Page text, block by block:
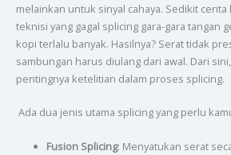
melainkan untuk sinyal cahaya. Sedikit
teknisi yang gagal splicing gara-gara tangan
kopi terlalu banyak. Hasilnya? Serat tidak
sambungan harus diulang dari awal. Dari
pentingnya ketelitian dalam proses splicing.
Ada dua jenis utama splicing yang perlu
Fusion Splicing: Menyatukan serat